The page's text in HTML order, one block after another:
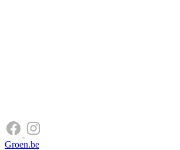
Groen.be